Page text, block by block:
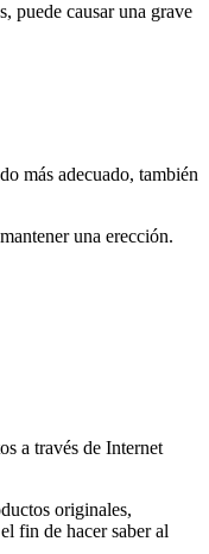
puede causar una grave
más adecuado, también
una erección.
a través de Internet
originales,
fin de hacer saber al